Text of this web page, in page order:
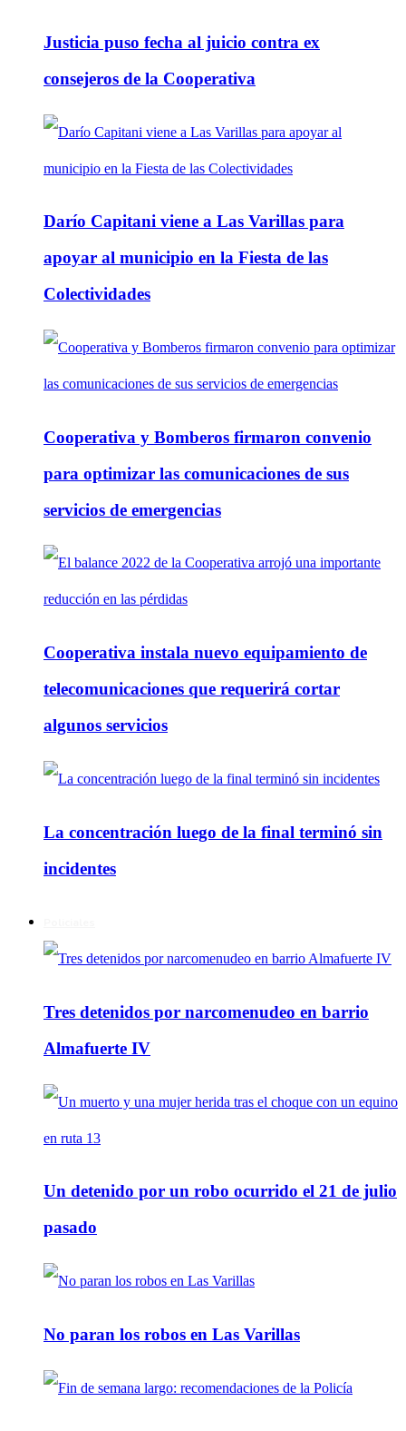
Justicia puso fecha al juicio contra ex
consejeros de la Cooperativa
Darío Capitani viene a Las Varillas para
apoyar al municipio en la Fiesta de las
Colectividades
Cooperativa y Bomberos firmaron convenio
para optimizar las comunicaciones de sus
servicios de emergencias
Cooperativa instala nuevo equipamiento de
telecomunicaciones que requerirá cortar
algunos servicios
La concentración luego de la final terminó sin
incidentes
Tres detenidos por narcomenudeo en barrio
Almafuerte IV
Un detenido por un robo ocurrido el 21 de julio
pasado
No paran los robos en Las Varillas